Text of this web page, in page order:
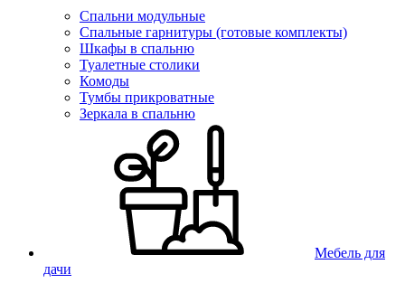
Спальни модульные
Спальные гарнитуры (готовые комплекты)
Шкафы в спальню
Туалетные столики
Комоды
Тумбы прикроватные
Зеркала в спальню
Мебель для
дачи